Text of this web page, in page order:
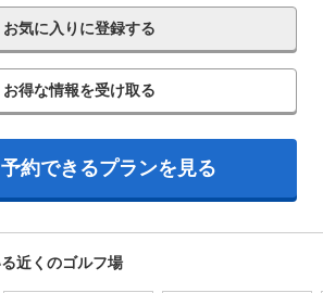
お気に入りに登録する
お得な情報を受け取る
約できるプランを見る
近くのゴルフ場